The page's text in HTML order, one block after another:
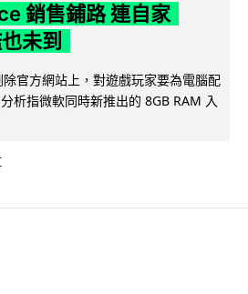
銷售鋪路 連自家
未到
官方網站上，對遊戲玩家要為電腦配
析指微軟同時新推出的 8GB RAM 入